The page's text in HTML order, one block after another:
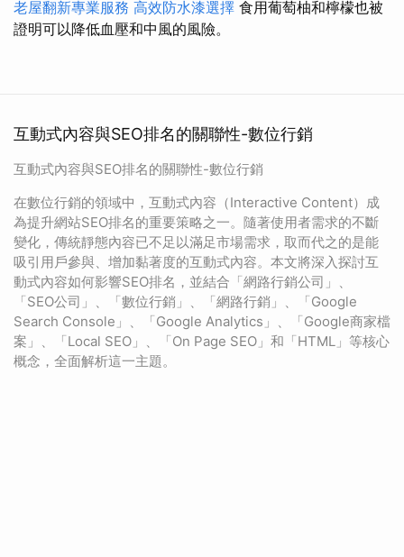
老屋翻新專業服務 高效防水漆選擇 食用葡萄柚和檸檬也被
證明可以降低血壓和中風的風險。
互動式內容與SEO排名的關聯性-數位行銷
互動式內容與SEO排名的關聯性-數位行銷
在數位行銷的領域中，互動式內容（Interactive Content）成
為提升網站SEO排名的重要策略之一。隨著使用者需求的不斷
變化，傳統靜態內容已不足以滿足市場需求，取而代之的是能
吸引用戶參與、增加黏著度的互動式內容。本文將深入探討互
動式內容如何影響SEO排名，並結合「網路行銷公司」、
「SEO公司」、「數位行銷」、「網路行銷」、「Google
Search Console」、「Google Analytics」、「Google商家檔
案」、「Local SEO」、「On Page SEO」和「HTML」等核心
概念，全面解析這一主題。